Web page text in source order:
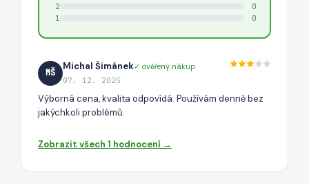
2
0
1
0
MŠ
Michal Šimánek✓ ověřený nákup
07. 12. 2025
Výborná cena, kvalita odpovídá. Používám denně bez
jakýchkoli problémů.
Zobrazit všech 1 hodnocení →